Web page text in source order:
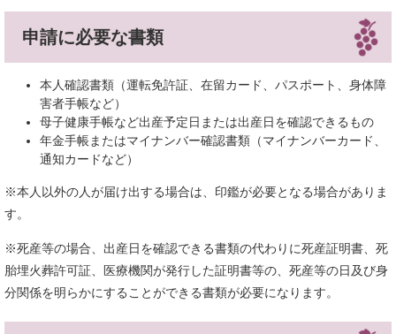
申請に必要な書類
本人確認書類（運転免許証、在留カード、パスポート、身体障
害者手帳など）
母子健康手帳など出産予定日または出産日を確認できるもの
年金手帳またはマイナンバー確認書類（マイナンバーカード、
通知カードなど）
※本人以外の人が届け出する場合は、印鑑が必要となる場合がありま
す。
​※死産等の場合、出産日を確認できる書類の代わりに死産証明書、死
胎埋火葬許可証、医療機関が発行した証明書等の、死産等の日及び身
分関係を明らかにすることができる書類が必要になります。